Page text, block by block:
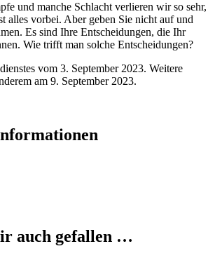
und manche Schlacht verlieren wir so sehr,
alles vorbei. Aber geben Sie nicht auf und
Es sind Ihre Entscheidungen, die Ihr
Wie trifft man solche Entscheidungen?
vom 3. September 2023. Weitere
am 9. September 2023.
auch gefallen …